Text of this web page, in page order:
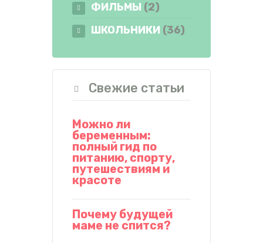
ФИЛЬМЫ (2)
ШКОЛЬНИКИ (36)
Свежие статьи
Можно ли
беременным:
полный гид по
питанию, спорту,
путешествиям и
красоте
Почему будущей
маме не спится?